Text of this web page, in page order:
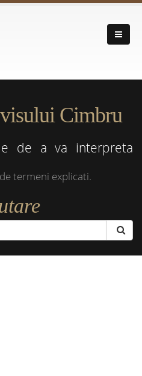
Cimbru
de a va interpreta
termeni explicati.